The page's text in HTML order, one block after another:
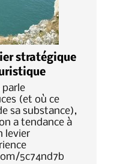
stratégique
parle
(et où ce
sa substance),
a tendance à
levier
5c74nd7b